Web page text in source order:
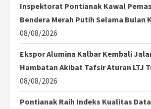
Inspektorat Pontianak Kawal
Bendera Merah Putih Selama Bulan
08/08/2026
Ekspor Alumina Kalbar Kembali
Hambatan Akibat Tafsir Aturan LTJ
08/08/2026
Pontianak Raih Indeks Kualitas